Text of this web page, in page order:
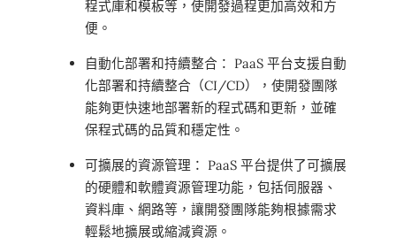
程式庫和模板等，使開發過程更加高效和方
便。
自動化部署和持續整合： PaaS 平台支援自動
化部署和持續整合（CI/CD），使開發團隊
能夠更快速地部署新的程式碼和更新，並確
保程式碼的品質和穩定性。
可擴展的資源管理： PaaS 平台提供了可擴展
的硬體和軟體資源管理功能，包括伺服器、
資料庫、網路等，讓開發團隊能夠根據需求
輕鬆地擴展或縮減資源。